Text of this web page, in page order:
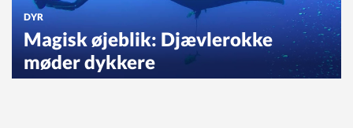
DYR
Magisk øjeblik: Djævlerokke
møder dykkere